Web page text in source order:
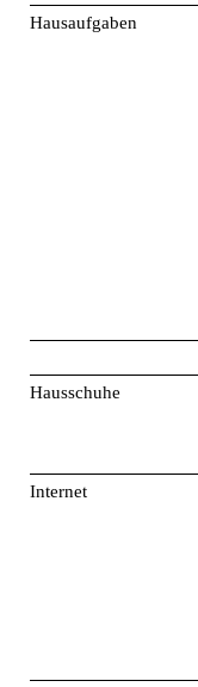
Hausaufgaben
Hausschuhe
Internet